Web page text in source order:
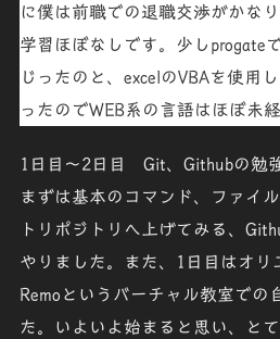
に僕は前職での退職交渉がかな
学習ほぼなしです。少しprogate
じったのと、excelのVBAを使用
ったのでWEB系の言語はほぼ未
1日目～2日目
Git、Githubの勉
まずは基本のコマンド、ファイ
トリポジトリへ上げてみる、
やりました。また、1日目はオリ
Remoというバーチャル教室での
た。いよいよ始まると思い、と